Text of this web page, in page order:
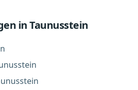
inTaunusstein